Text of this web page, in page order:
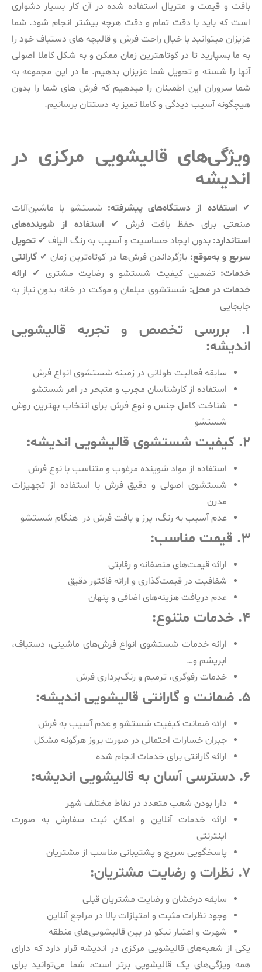
بافت و قیمت و متریال استفاده شده در آن کار بسیار دشواری
است که باید با دقت تمام و دقت هرچه بیشتر انجام شود. شما
عزیزان میتوانید با خیال راحت فرش و قالیچه های دستباف خود را
به ما بسپارید تا در کوتاهترین زمان ممکن و به شکل کاملا اصولی
آنها را شسته و تحویل شما عزیزان بدهیم. ما در این مجموعه به
شما سروران این اطمینان را میدهیم که فرش های شما را بدون
هیچگونه آسیب دیدگی و کاملا تمیز به دستتان برسانیم.
ویژگی‌های قالیشویی مرکزی در
اندیشه
✔ استفاده از دستگاه‌های پیشرفته: شستشو با ماشین‌آلات
صنعتی برای حفظ بافت فرش ✔ استفاده از شوینده‌های
استاندارد: بدون ایجاد حساسیت و آسیب به رنگ الیاف ✔ تحویل
سریع و به‌موقع: بازگرداندن فرش‌ها در کوتاه‌ترین زمان ✔ گارانتی
خدمات: تضمین کیفیت شستشو و رضایت مشتری ✔ ارائه
خدمات در محل: شستشوی مبلمان و موکت در خانه بدون نیاز به
جابجایی
۱. بررسی تخصص و تجربه قالیشویی
اندیشه:
سابقه فعالیت طولانی در زمینه شستشوی انواع فرش
استفاده از کارشناسان مجرب و متبحر در امر شستشو
شناخت کامل جنس و نوع فرش برای انتخاب بهترین روش
شستشو
۲. کیفیت شستشوی قالیشویی اندیشه:
استفاده از مواد شوینده مرغوب و متناسب با نوع فرش
شستشوی اصولی و دقیق فرش با استفاده از تجهیزات
مدرن
عدم آسیب به رنگ، پرز و بافت فرش در هنگام شستشو
۳. قیمت مناسب:
ارائه قیمت‌های منصفانه و رقابتی
شفافیت در قیمت‌گذاری و ارائه فاکتور دقیق
عدم دریافت هزینه‌های اضافی و پنهان
۴. خدمات متنوع:
ارائه خدمات شستشوی انواع فرش‌های ماشینی، دستباف،
ابریشم و…
خدمات رفوگری، ترمیم و رنگ‌برداری فرش
۵. ضمانت و گارانتی قالیشویی اندیشه:
ارائه ضمانت کیفیت شستشو و عدم آسیب به فرش
جبران خسارات احتمالی در صورت بروز هرگونه مشکل
ارائه گارانتی برای خدمات انجام شده
۶. دسترسی آسان به قالیشویی اندیشه:
دارا بودن شعب متعدد در نقاط مختلف شهر
ارائه خدمات آنلاین و امکان ثبت سفارش به صورت
اینترنتی
پاسخگویی سریع و پشتیبانی مناسب از مشتریان
۷. نظرات و رضایت مشتریان:
سابقه درخشان و رضایت مشتریان قبلی
وجود نظرات مثبت و امتیازات بالا در مراجع آنلاین
شهرت و اعتبار نیکو در بین قالیشویی‌های منطقه
یکی از شعبه‌های قالیشویی مرکزی در اندیشه قرار دارد که دارای
همه ویژگی‌های یک قالیشویی برتر است، شما می‌توانید برای